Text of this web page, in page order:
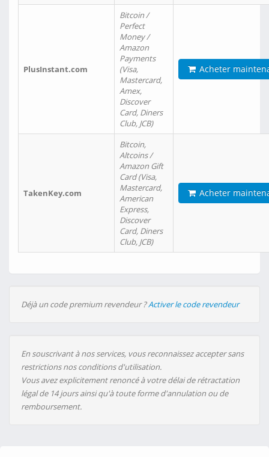
PlusInstant.com
Bitcoin /
Perfect
Money /
Amazon
Payments
(Visa,
Mastercard,
Amex,
Discover
Card, Diners
Club, JCB)
Acheter
TakenKey.com
Bitcoin,
Altcoins /
Amazon Gift
Card (Visa,
Mastercard,
American
Express,
Discover
Card, Diners
Club, JCB)
Acheter
Déjà un code premium revendeur ?Activer le code revendeur
En souscrivant à nos services, vous reconnaissez accepter sans
restrictions nos conditions d'utilisation.
Vous avez explicitement renoncé à votre délai de rétractation
légal de 14 jours ainsi qu'à toute forme d'annulation ou de
remboursement.